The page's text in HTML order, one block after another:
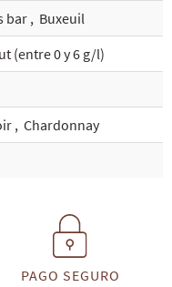
bar, Buxeuil
(entre 0 y 6 g/l)
, Chardonnay
PAGO SEGURO